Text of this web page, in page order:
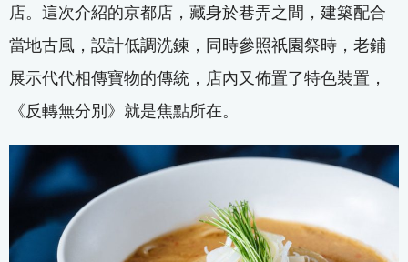
店。這次介紹的京都店，藏身於巷弄之間，建築配合
當地古風，設計低調洗鍊，同時參照祇園祭時，老鋪
展示代代相傳寶物的傳統，店內又佈置了特色裝置，
《反轉無分別》就是焦點所在。